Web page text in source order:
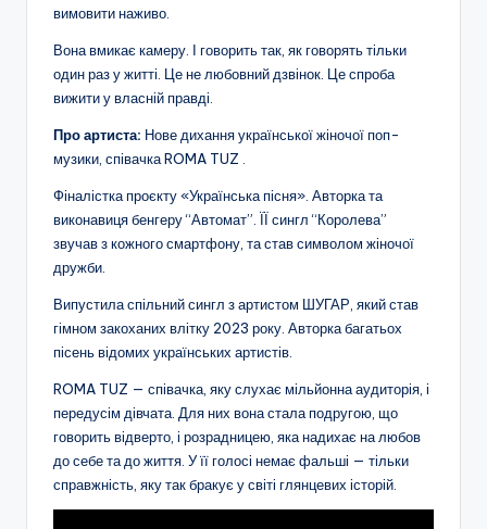
вимовити наживо.
Вона вмикає камеру. І говорить так, як говорять тільки
один раз у житті. Це не любовний дзвінок. Це спроба
вижити у власній правді.
Про артиста: Нове дихання української жіночої поп-
музики, співачка ROMA TUZ .
Фіналістка проєкту «Українська пісня». Авторка та
виконавиця бенгеру “Автомат”. ЇЇ сингл “Королева”
звучав з кожного смартфону, та став символом жіночої
дружби.
Випустила спільний сингл з артистом ШУГАР, який став
гімном закоханих влітку 2023 року. Авторка багатьох
пісень відомих українських артистів.
ROMA TUZ — співачка, яку слухає мільйонна аудиторія, і
передусім дівчата. Для них вона стала подругою, що
говорить відверто, і розрадницею, яка надихає на любов
до себе та до життя. У її голосі немає фальші — тільки
справжність, яку так бракує у світі глянцевих історій.